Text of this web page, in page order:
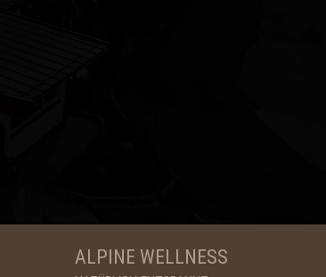
ALPINE WELLNESS